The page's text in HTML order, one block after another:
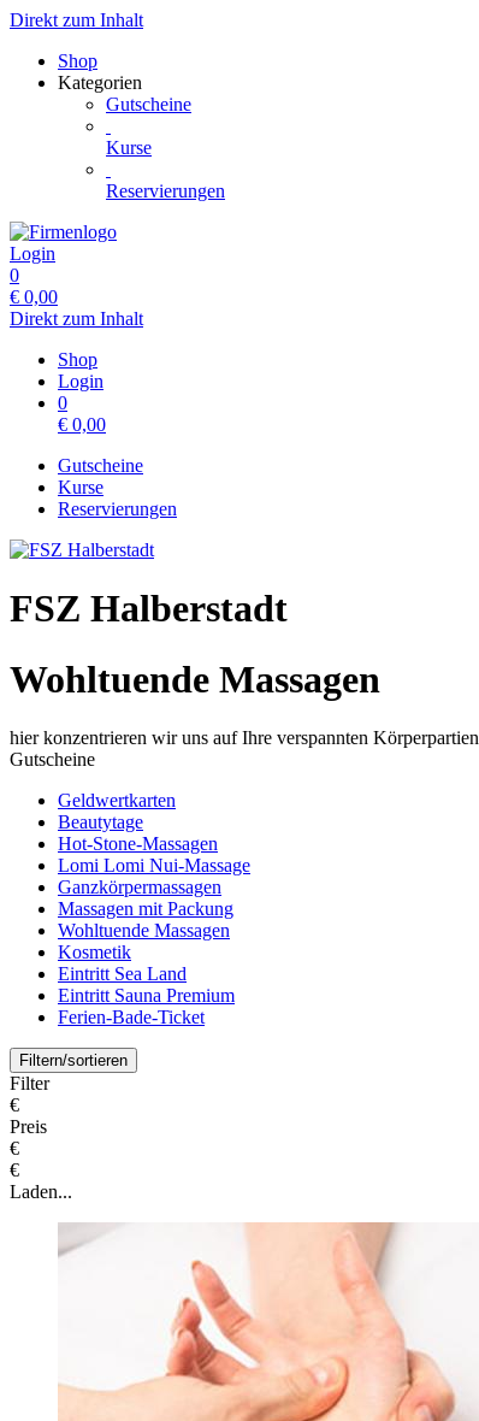
Direkt zum Inhalt
Shop
Kategorien
Gutscheine
Kurse
Reservierungen
Login
0
€ 0,00
Direkt zum Inhalt
Shop
Login
0
€ 0,00
Gutscheine
Kurse
Reservierungen
FSZ Halberstadt
Wohltuende Massagen
hier konzentrieren wir uns auf Ihre verspannten Körperpartien
Gutscheine
Geldwertkarten
Beautytage
Hot-Stone-Massagen
Lomi Lomi Nui-Massage
Ganzkörpermassagen
Massagen mit Packung
Wohltuende Massagen
Kosmetik
Eintritt Sea Land
Eintritt Sauna Premium
Ferien-Bade-Ticket
Filtern/sortieren
Filter
€
Preis
€
€
Laden...